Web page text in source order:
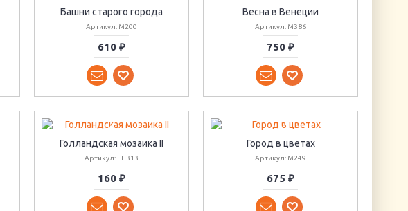
Башни старого города
Артикул: M200
610 ₽
Весна в Венеции
Артикул: M386
750 ₽
Голландская мозаика II
Артикул: EH313
160 ₽
Город в цветах
Артикул: M249
675 ₽